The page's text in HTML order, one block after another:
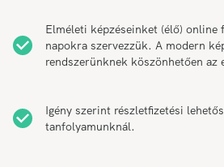
Elméleti képzéseinket (élő)
napokra szervezzük. A modern
rendszerünknek köszönhetően az
Igény szerint részletfizetési
tanfolyamunknál.